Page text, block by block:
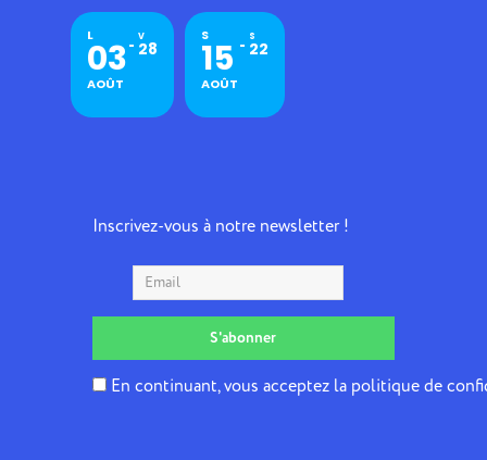
L
03
AOÛT
V
28
S
15
AOÛT
S
22
Inscrivez-vous à notre newsletter !
En continuant, vous acceptez la politique de